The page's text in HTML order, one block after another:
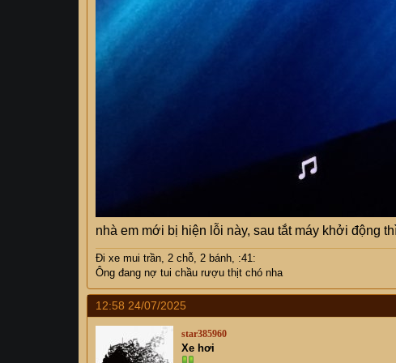
nhà em mới bị hiện lỗi này, sau tắt máy khởi động
Đi xe mui trần, 2 chỗ, 2 bánh, :41:
Ông đang nợ tui chầu rượu thịt chó nha
12:58 24/07/2025
star385960
Xe hơi